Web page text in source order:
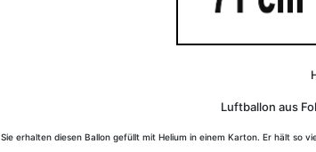
Luftballon aus
Sie erhalten diesen Ballon gefüllt mit Helium in einem Karton. Er hält so